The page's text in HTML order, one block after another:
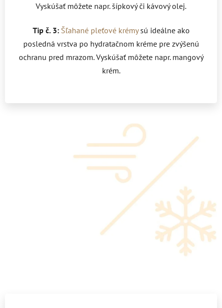
Vyskúšať môžete napr. šípkový či kávový olej.
Tip č. 3: Šľahané pleťové krémy sú ideálne ako
posledná vrstva po hydratačnom kréme pre zvýšenú
ochranu pred mrazom. Vyskúšať môžete napr. mangový
krém.